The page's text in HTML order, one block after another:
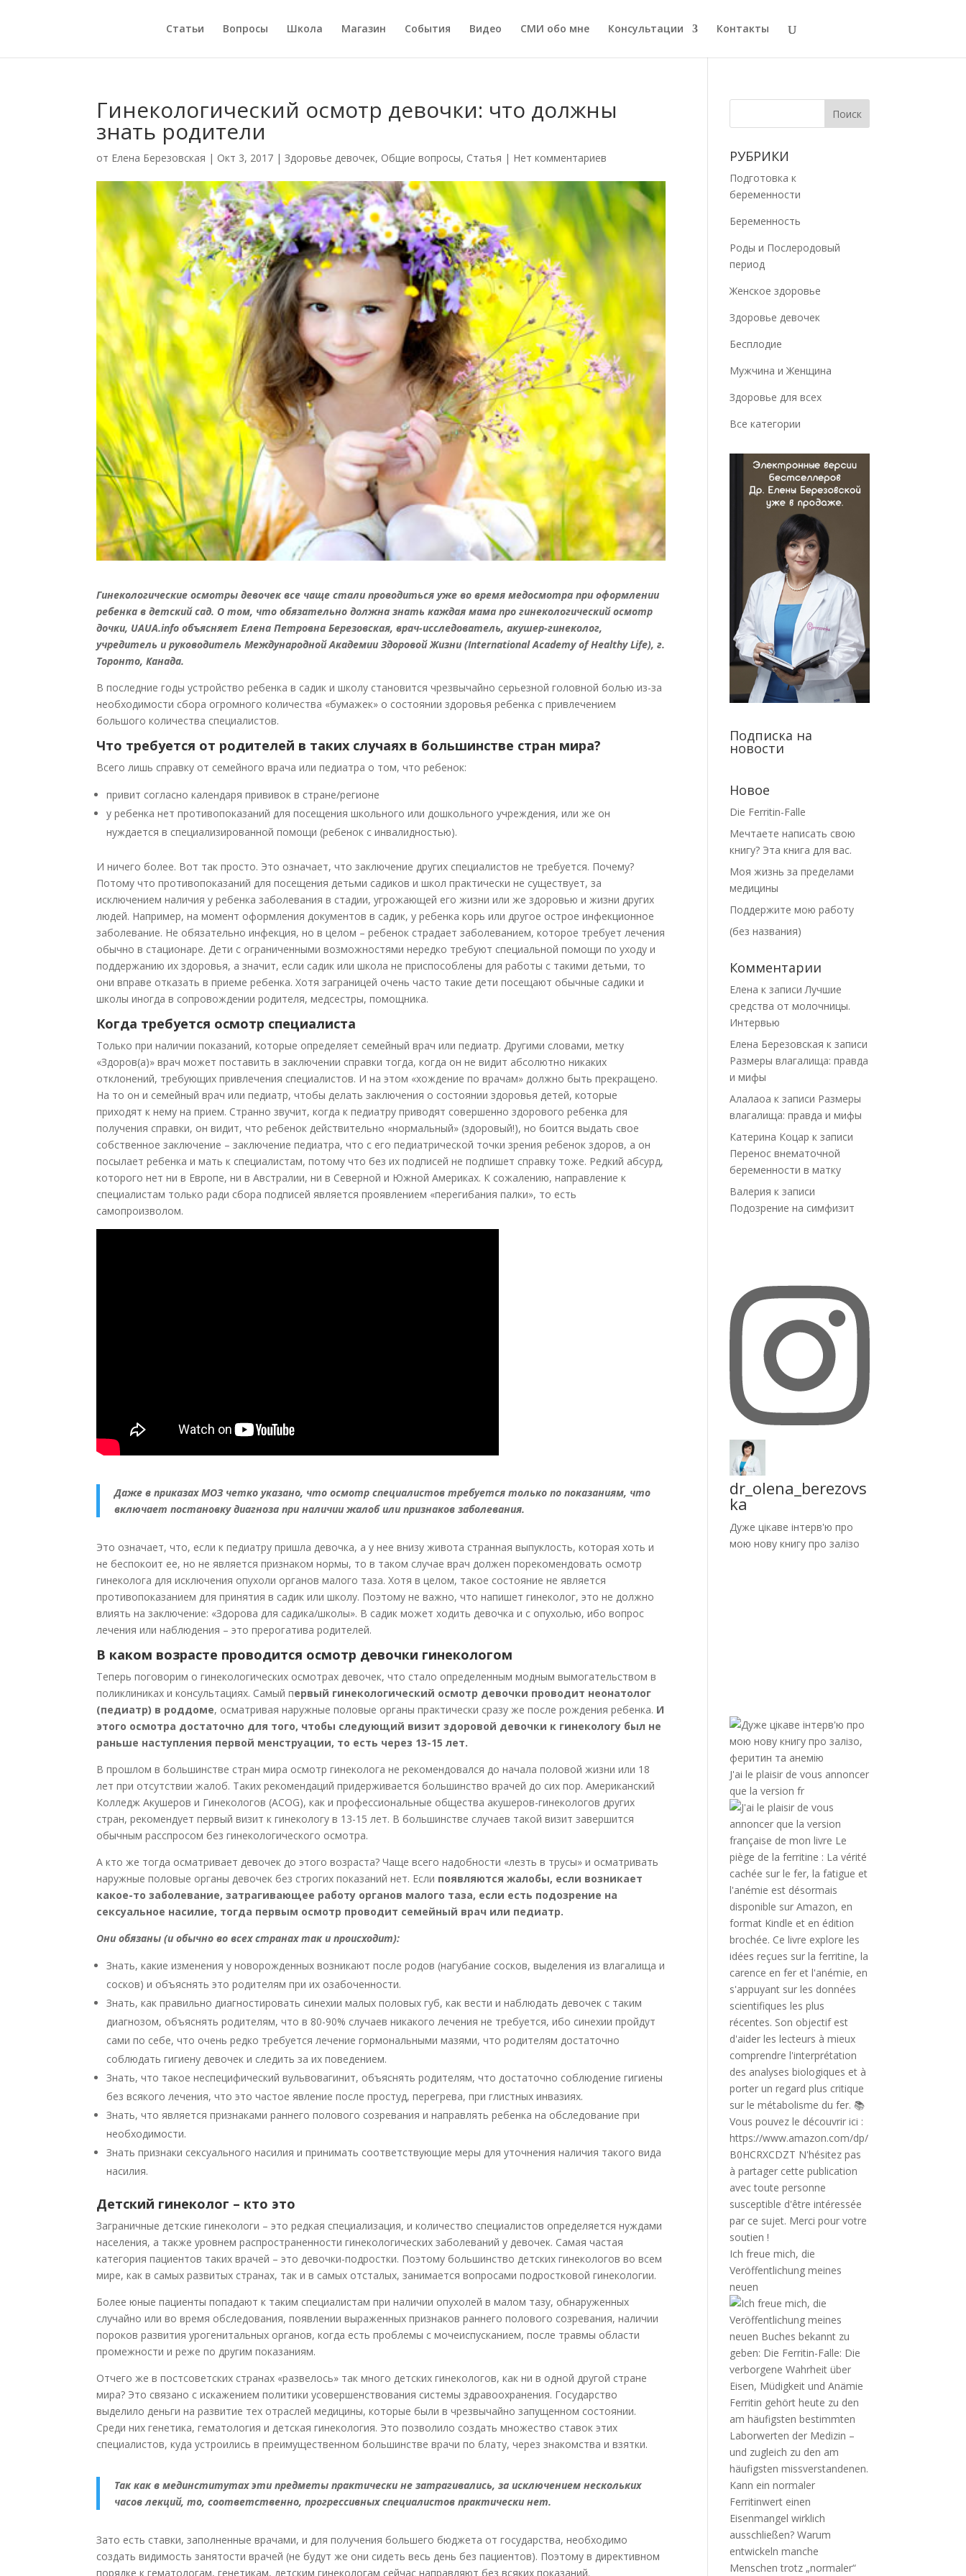
Статьи Вопросы Школа Магазин События Видео СМИ обо мне Консультации Контакты
Гинекологический осмотр девочки: что должны
знать родители
от Елена Березовская | Окт 3, 2017 |Здоровье девочек, Общие вопросы, Статья | Нет комментариев
Гинекологические осмотры девочек все чаще стали проводиться уже во время медосмотра при оформлении
ребенка в детский сад. О том, что обязательно должна знать каждая мама про гинекологический осмотр
дочки, UAUA.info объясняет Елена Петровна Березовская, врач-исследователь, акушер-гинеколог,
учредитель и руководитель Международной Академии Здоровой Жизни (International Academy of Healthy Life), г.
Торонто, Канада.
В последние годы устройство ребенка в садик и школу становится чрезвычайно серьезной головной болью из-за
необходимости сбора огромного количества «бумажек» о состоянии здоровья ребенка с привлечением
большого количества специалистов.
Что требуется от родителей в таких случаях в большинстве стран мира?
Всего лишь справку от семейного врача или педиатра о том, что ребенок:
привит согласно календаря прививок в стране/регионе
у ребенка нет противопоказаний для посещения школьного или дошкольного учреждения, или же он
нуждается в специализированной помощи (ребенок с инвалидностью).
И ничего более. Вот так просто. Это означает, что заключение других специалистов не требуется. Почему?
Потому что противопоказаний для посещения детьми садиков и школ практически не существует, за
исключением наличия у ребенка заболевания в стадии, угрожающей его жизни или же здоровью и жизни других
людей. Например, на момент оформления документов в садик, у ребенка корь или другое острое инфекционное
заболевание. Не обязательно инфекция, но в целом – ребенок страдает заболеванием, которое требует лечения
обычно в стационаре. Дети с ограниченными возможностями нередко требуют специальной помощи по уходу и
поддержанию их здоровья, а значит, если садик или школа не приспособлены для работы с такими детьми, то
они вправе отказать в приеме ребенка. Хотя заграницей очень часто такие дети посещают обычные садики и
школы иногда в сопровождении родителя, медсестры, помощника.
Когда требуется осмотр специалиста
Только при наличии показаний, которые определяет семейный врач или педиатр. Другими словами, метку
«Здоров(а)» врач может поставить в заключении справки тогда, когда он не видит абсолютно никаких
отклонений, требующих привлечения специалистов. И на этом «хождение по врачам» должно быть прекращено.
На то он и семейный врач или педиатр, чтобы делать заключения о состоянии здоровья детей, которые
приходят к нему на прием. Странно звучит, когда к педиатру приводят совершенно здорового ребенка для
получения справки, он видит, что ребенок действительно «нормальный» (здоровый!), но боится выдать свое
собственное заключение – заключение педиатра, что с его педиатрической точки зрения ребенок здоров, а он
посылает ребенка и мать к специалистам, потому что без их подписей не подпишет справку тоже. Редкий абсурд,
которого нет ни в Европе, ни в Австралии, ни в Северной и Южной Америках. К сожалению, направление к
специалистам только ради сбора подписей является проявлением «перегибания палки», то есть
самопроизволом.
Даже в приказах МОЗ четко указано, что осмотр специалистов требуется только по показаниям, что
включает постановку диагноза при наличии жалоб или признаков заболевания.
Это означает, что, если к педиатру пришла девочка, а у нее внизу живота странная выпуклость, которая хоть и
не беспокоит ее, но не является признаком нормы, то в таком случае врач должен порекомендовать осмотр
гинеколога для исключения опухоли органов малого таза. Хотя в целом, такое состояние не является
противопоказанием для принятия в садик или школу. Поэтому не важно, что напишет гинеколог, это не должно
влиять на заключение: «Здорова для садика/школы». В садик может ходить девочка и с опухолью, ибо вопрос
лечения или наблюдения – это прерогатива родителей.
В каком возрасте проводится осмотр девочки гинекологом
Теперь поговорим о гинекологических осмотрах девочек, что стало определенным модным вымогательством в
поликлиниках и консультациях. Самый первый гинекологический осмотр девочки проводит неонатолог
(педиатр) в роддоме, осматривая наружные половые органы практически сразу же после рождения ребенка. И
этого осмотра достаточно для того, чтобы следующий визит здоровой девочки к гинекологу был не
раньше наступления первой менструации, то есть через 13-15 лет.
В прошлом в большинстве стран мира осмотр гинеколога не рекомендовался до начала половой жизни или 18
лет при отсутствии жалоб. Таких рекомендаций придерживается большинство врачей до сих пор. Американский
Колледж Акушеров и Гинекологов (ACOG), как и профессиональные общества акушеров-гинекологов других
стран, рекомендует первый визит к гинекологу в 13-15 лет. В большинстве случаев такой визит завершится
обычным расспросом без гинекологического осмотра.
А кто же тогда осматривает девочек до этого возраста? Чаще всего надобности «лезть в трусы» и осматривать
наружные половые органы девочек без строгих показаний нет. Если появляются жалобы, если возникает
какое-то заболевание, затрагивающее работу органов малого таза, если есть подозрение на
сексуальное насилие, тогда первым осмотр проводит семейный врач или педиатр.
Они обязаны (и обычно во всех странах так и происходит):
Знать, какие изменения у новорожденных возникают после родов (нагубание сосков, выделения из влагалища и
сосков) и объяснять это родителям при их озабоченности.
Знать, как правильно диагностировать синехии малых половых губ, как вести и наблюдать девочек с таким
диагнозом, объяснять родителям, что в 80-90% случаев никакого лечения не требуется, ибо синехии пройдут
сами по себе, что очень редко требуется лечение гормональными мазями, что родителям достаточно
соблюдать гигиену девочек и следить за их поведением.
Знать, что такое неспецифический вульвовагинит, объяснять родителям, что достаточно соблюдение гигиены
без всякого лечения, что это частое явление после простуд, перегрева, при глистных инвазиях.
Знать, что является признаками раннего полового созревания и направлять ребенка на обследование при
необходимости.
Знать признаки сексуального насилия и принимать соответствующие меры для уточнения наличия такого вида
насилия.
Детский гинеколог – кто это
Заграничные детские гинекологи – это редкая специализация, и количество специалистов определяется нуждами
населения, а также уровнем распространенности гинекологических заболеваний у девочек. Самая частая
категория пациентов таких врачей – это девочки-подростки. Поэтому большинство детских гинекологов во всем
мире, как в самых развитых странах, так и в самых отсталых, занимается вопросами подростковой гинекологии.
Более юные пациенты попадают к таким специалистам при наличии опухолей в малом тазу, обнаруженных
случайно или во время обследования, появлении выраженных признаков раннего полового созревания, наличии
пороков развития урогенитальных органов, когда есть проблемы с мочеиспусканием, после травмы области
промежности и реже по другим показаниям.
Отчего же в постсоветских странах «развелось» так много детских гинекологов, как ни в одной другой стране
мира? Это связано с искажением политики усовершенствования системы здравоохранения. Государство
выделило деньги на развитие тех отраслей медицины, которые были в чрезвычайно запущенном состоянии.
Среди них генетика, гематология и детская гинекология. Это позволило создать множество ставок этих
специалистов, куда устроились в преимущественном большинстве врачи по блату, через знакомства и взятки.
Так как в мединститутах эти предметы практически не затрагивались, за исключением нескольких
часов лекций, то, соответственно, прогрессивных специалистов практически нет.
Зато есть ставки, заполненные врачами, и для получения большего бюджета от государства, необходимо
создать видимость занятости врачей (не будут же они сидеть весь день без пациентов). Поэтому в директивном
порядке к гематологам, генетикам, детским гинекологам сейчас направляют без всяких показаний.
РУБРИКИ
Подготовка к
беременности
Беременность
Роды и Послеродовый
период
Женское здоровье
Здоровье девочек
Бесплодие
Мужчина и Женщина
Здоровье для всех
Все категории
Подписка на
новости
Новое
Die Ferritin-Falle
Мечтаете написать свою
книгу? Эта книга для вас.
Моя жизнь за пределами
медицины
Поддержите мою работу
(без названия)
Комментарии
Елена к записиЛучшие
средства от молочницы.
Интервью
Елена Березовская к записи
Размеры влагалища: правда
и мифы
Алалаоа к записи Размеры
влагалища: правда и мифы
Катерина Коцар к записи
Перенос внематочной
беременности в матку
Валерия к записи
Подозрение на симфизит
dr_olena_berezovs
ka
Дуже цікаве інтерв'ю про
мою нову книгу про залізо
J'ai le plaisir de vous annoncer
que la version fr
Ich freue mich, die
Veröffentlichung meines
neuen